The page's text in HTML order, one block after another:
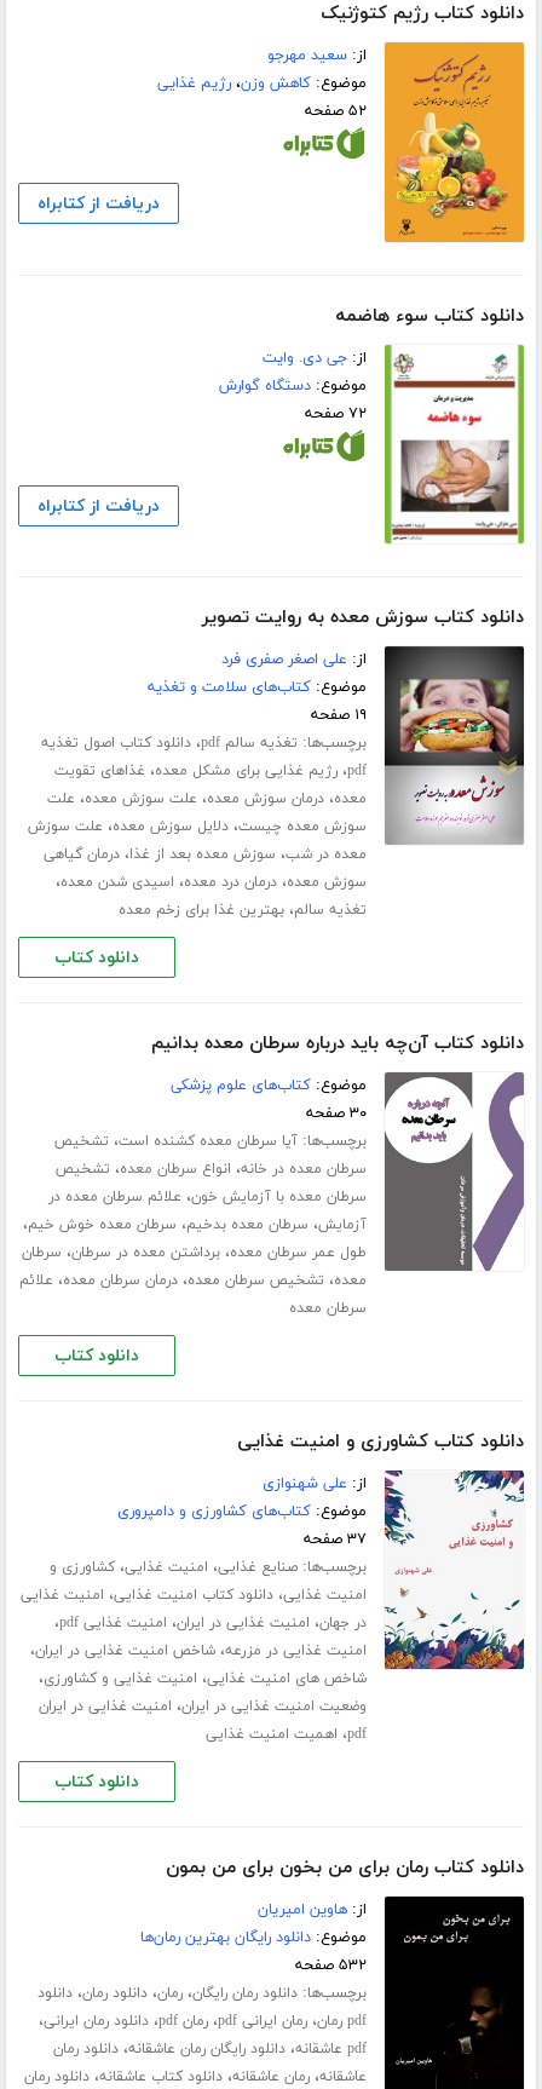
دانلود کتاب رژیم کتوژنیک
از:سعید مهرجو
موضوع:کاهش وزن،رژیم غذایی
۵۲ صفحه
دریافت از کتابراه
دانلود کتاب سوء هاضمه
از:جی دی. وایت
موضوع:دستگاه گوارش
۷۲ صفحه
دریافت از کتابراه
دانلود کتاب سوزش معده به روایت تصویر
از: علی اصغر صفری فرد
موضوع:کتاب‌های سلامت و تغذیه
۱۹ صفحه
برچسب‌ها: تغذیه سالم pdf ،دانلود کتاب اصول تغذیه
pdf،رژیم غذایی برای مشکل معده، غذاهای تقویت
معده،درمان سوزش معده، علت سوزش معده، علت
سوزش معده چیست،دلایل سوزش معده، علت سوزش
معده در شب، سوزش معده بعد از غذا،درمان گیاهی
سوزش معده،درمان درد معده، اسیدی شدن معده،
تغذیه سالم،بهترین غذا برای زخم معده
دانلود کتاب
دانلود کتاب آن‌چه باید درباره سرطان معده بدانیم
موضوع:کتاب‌های علوم پزشکی
۳۰ صفحه
برچسب‌ها:آیا سرطان معده کشنده است، تشخیص
‌‌سرطان معده در خانه، انواع سرطان معده، تشخیص
سرطان معده با آزمایش خون، علائم سرطان معده در
آزمایش، سرطان معده بدخیم، سرطان معده خوش خیم،
طول عمر سرطان معده،برداشتن معده در سرطان، سرطان
معده، تشخیص سرطان معده،درمان سرطان معده، علائم
سرطان معده
دانلود کتاب
دانلود کتاب کشاورزی و امنیت غذایی
از: علی شهنوازی
موضوع:کتاب‌های کشاورزی و دامپروری
۳۷ صفحه
برچسب‌ها:صنایع غذایی، امنیت غذایی،کشاورزی و
امنیت غذایی،دانلود کتاب امنیت غذایی، امنیت غذایی
در جهان، امنیت غذایی در ایران، امنیت غذایی pdf ،
امنیت غذایی در مزرعه،شاخص امنیت غذایی در ایران،
شاخص های امنیت غذایی، امنیت غذایی و کشاورزی،
وضعیت امنیت غذایی در ایران، امنیت غذایی در ایران
pdf، اهمیت امنیت غذایی
دانلود کتاب
دانلود کتاب رمان برای من بخون برای من بمون
از:هاوین امیریان
موضوع:دانلود رایگان بهترین رمان‌ها
۵۳۲ صفحه
برچسب‌ها:دانلود رمان رایگان،رمان،دانلود رمان،دانلود
pdf رمان
،رمان ایرانی pdf ،رمان pdf ،دانلود رمان ایرانی،
pdf عاشقانه ،دانلود رایگان رمان عاشقانه،دانلود رمان
عاشقانه،رمان عاشقانه،دانلود کتاب عاشقانه،دانلود رمان